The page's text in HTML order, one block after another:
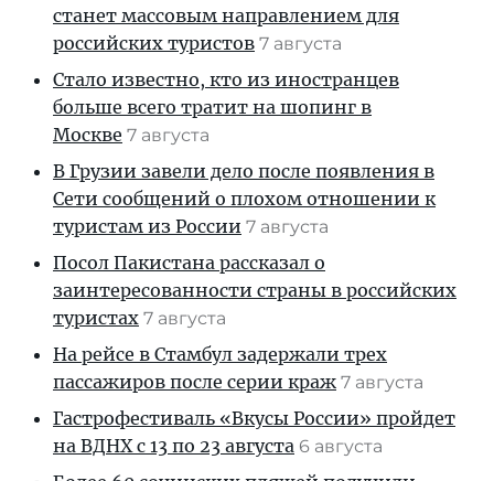
станет массовым направлением для
российских туристов 7 августа
Стало известно, кто из иностранцев
больше всего тратит на шопинг в
Москве 7 августа
В Грузии завели дело после появления в
Сети сообщений о плохом отношении к
туристам из России 7 августа
Посол Пакистана рассказал о
заинтересованности страны в российских
туристах 7 августа
На рейсе в Стамбул задержали трех
пассажиров после серии краж 7 августа
Гастрофестиваль «Вкусы России» пройдет
на ВДНХ с 13 по 23 августа 6 августа